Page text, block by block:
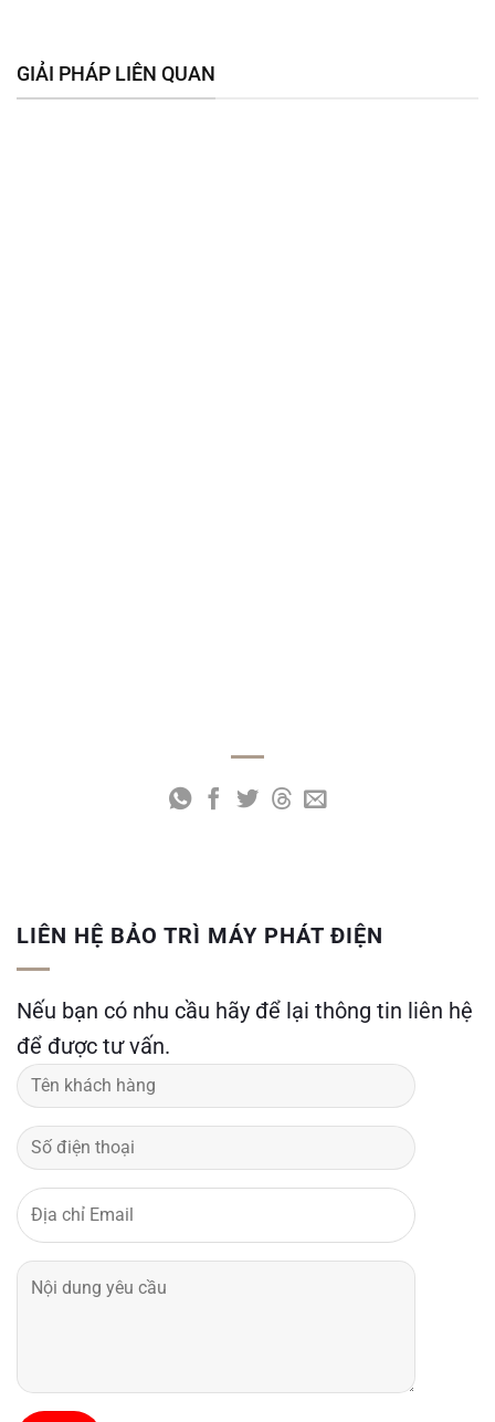
GIẢI PHÁP LIÊN QUAN
LIÊN HỆ BẢO TRÌ MÁY PHÁT ĐIỆN
Nếu bạn có nhu cầu hãy để lại thông tin liên hệ
để được tư vấn.